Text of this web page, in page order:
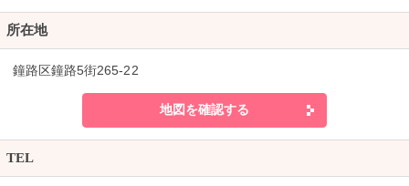
所在地
鐘路区鐘路5街265-22
地図を確認する
TEL